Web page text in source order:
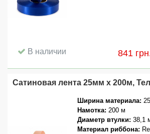
В наличии 841
Сатиновая лента 25мм x 200м,
Ширина материала:
Намотка: 200 м
Диаметр втулки: 38,1
Материал риббона: